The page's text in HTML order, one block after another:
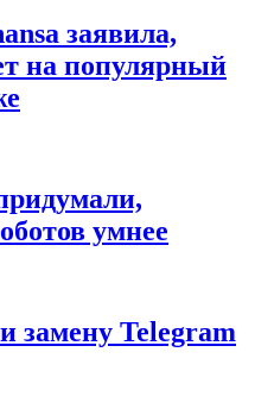
заявила,
на популярный
умнее
замену Telegram